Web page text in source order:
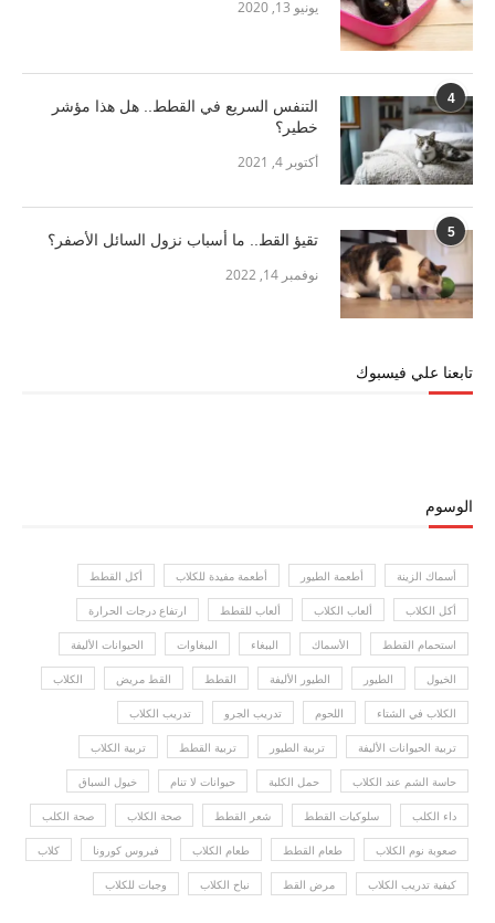
يونيو 13, 2020
4
التنفس السريع في القطط.. هل هذا مؤشر
خطير؟
أكتوبر 4, 2021
5 تقيؤ القط.. ما أسباب نزول السائل الأصفر؟
نوفمبر 14, 2022
تابعنا علي فيسبوك
الوسوم
أسماك الزينة أطعمة الطيور أطعمة مفيدة للكلاب أكل القطط
أكل الكلاب ألعاب الكلاب ألعاب للقطط ارتفاع درجات الحرارة
استحمام القطط الأسماك الببغاء الببغاوات الحيوانات الأليفة
الخيول الطيور الطيور الأليفة القطط القط مريض الكلاب
الكلاب في الشتاء اللحوم تدريب الجرو تدريب الكلاب
تربية الحيوانات الأليفة تربية الطيور تربية القطط تربية الكلاب
حاسة الشم عند الكلاب حمل الكلبة حيوانات لا تنام خيول السباق
داء الكلب سلوكيات القطط شعر القطط صحة الكلاب صحة الكلب
صعوبة نوم الكلاب طعام القطط طعام الكلاب فيروس كورونا كلاب
كيفية تدريب الكلاب مرض القط نباح الكلاب وجبات للكلاب